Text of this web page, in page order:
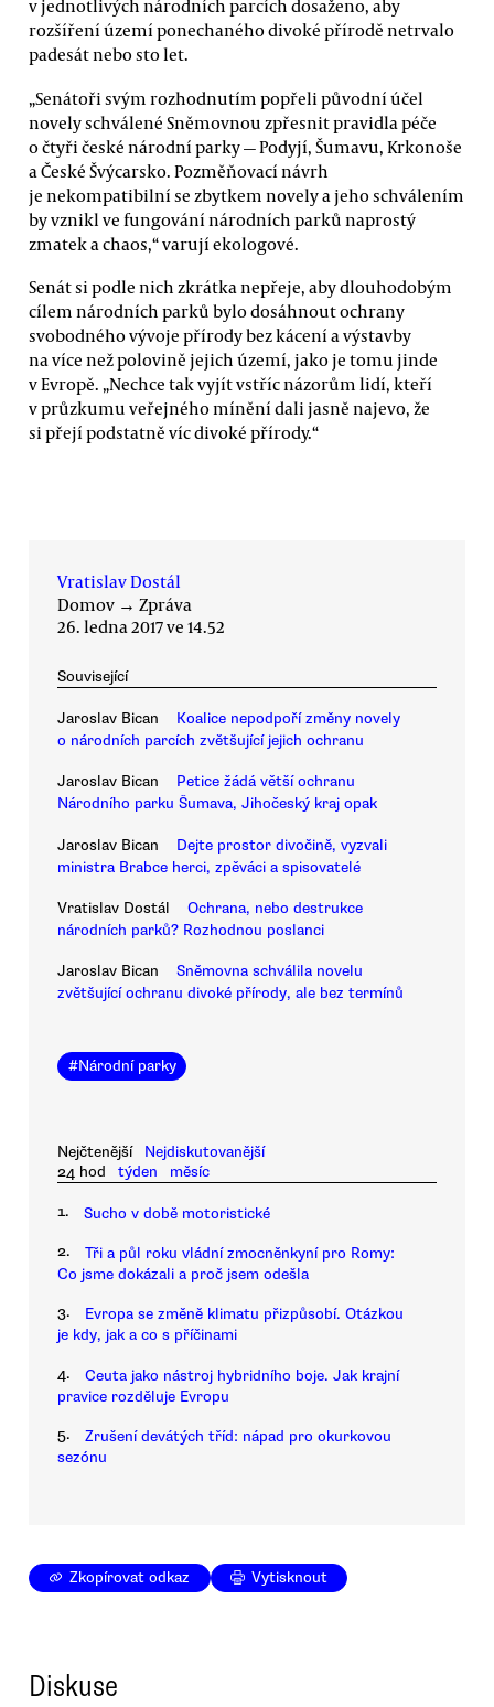
v jednotlivých národních parcích dosaženo, aby
rozšíření území ponechaného divoké přírodě netrvalo
padesát nebo sto let.
„Senátoři svým rozhodnutím popřeli původní účel
novely schválené Sněmovnou zpřesnit pravidla péče
o čtyři české národní parky — Podyjí, Šumavu, Krkonoše
a České Švýcarsko. Pozměňovací návrh
je nekompatibilní se zbytkem novely a jeho schválením
by vznikl ve fungování národních parků naprostý
zmatek a chaos,“ varují ekologové.
Senát si podle nich zkrátka nepřeje, aby dlouhodobým
cílem národních parků bylo dosáhnout ochrany
svobodného vývoje přírody bez kácení a výstavby
na více než polovině jejich území, jako je tomu jinde
v Evropě. „Nechce tak vyjít vstříc názorům lidí, kteří
v průzkumu veřejného mínění dali jasně najevo, že
si přejí podstatně víc divoké přírody.“
Vratislav Dostál
Domov → Zpráva
26. ledna 2017 ve 14.52
Související
Jaroslav Bican
Koalice nepodpoří změny novely
o národních parcích zvětšující jejich ochranu
Jaroslav Bican
Petice žádá větší ochranu
Národního parku Šumava, Jihočeský kraj opak
Jaroslav Bican
Dejte prostor divočině, vyzvali
ministra Brabce herci, zpěváci a spisovatelé
Vratislav Dostál
Ochrana, nebo destrukce
národních parků? Rozhodnou poslanci
Jaroslav Bican
Sněmovna schválila novelu
zvětšující ochranu divoké přírody, ale bez termínů
#Národní parky
Nejčtenější
Nejdiskutovanější
24 hod
týden měsíc
1. Sucho v době motoristické
2.
Tři a půl roku vládní zmocněnkyní pro Romy:
Co jsme dokázali a proč jsem odešla
3.
Evropa se změně klimatu přizpůsobí. Otázkou
je kdy, jak a co s příčinami
4.
Ceuta jako nástroj hybridního boje. Jak krajní
pravice rozděluje Evropu
5.
Zrušení devátých tříd: nápad pro okurkovou
sezónu
Zkopírovat odkaz Vytisknout
Diskuse